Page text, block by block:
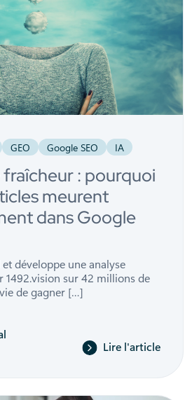
GEO Google SEO IA
fraîcheur : pourquoi
meurent
dans Google
développe une analyse
1492.vision sur 42 millions de
de gagner […]
Lire l'article